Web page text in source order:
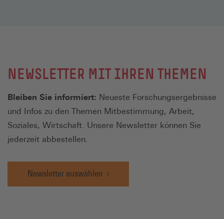
NEWSLETTER MIT IHREN THEMEN
Bleiben Sie informiert: Neueste Forschungsergebnisse
und Infos zu den Themen Mitbestimmung, Arbeit,
Soziales, Wirtschaft. Unsere Newsletter können Sie
jederzeit abbestellen.
Newsletter auswählen